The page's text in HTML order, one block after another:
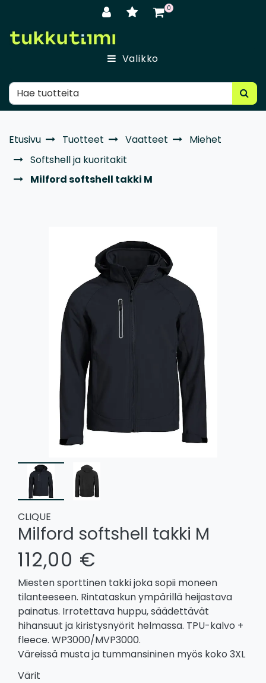
0
Valikko
Etusivu Tuotteet Vaatteet
Miehet
Softshell ja kuoritakit
Milford softshell takki M
CLIQUE
Milford softshell takki M
112,00 €
Miesten sporttinen takki joka sopii moneen
tilanteeseen. Rintataskun ympärillä heijastava
painatus. Irrotettava huppu, säädettävät
hihansuut ja kiristysnyörit helmassa. TPU-kalvo +
fleece. WP3000/MVP3000.
Väreissä musta ja tummansininen myös koko 3XL
Värit